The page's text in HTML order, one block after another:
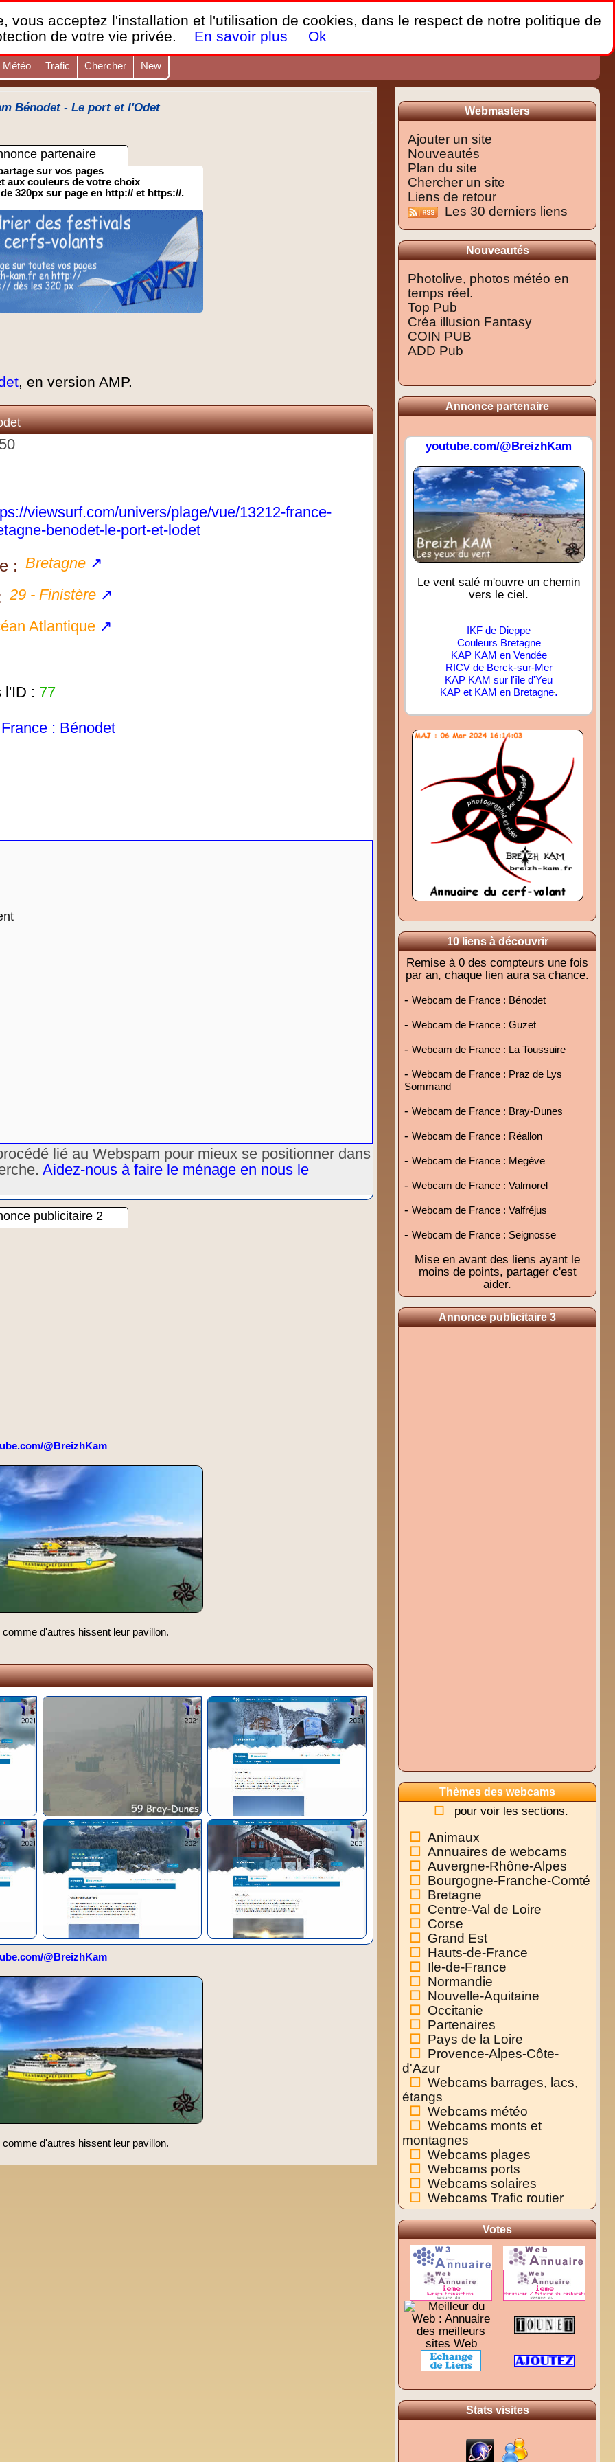
France Webcams,
Les webcams sur mobiles, portables et PC.
Météo Trafic Chercher New
Bénodet - Le port et l'Odet
partenaire
sur vos pages
aux couleurs de votre choix
320px sur page en http:// et https://.
, en version AMP.
viewsurf.com/univers/plage/vue/13212-france-
benodet-le-port-et-lodet
: Bretagne ↗
29 - Finistère ↗
Atlantique ↗
: 77
: Bénodet
lié au Webspam pour mieux se positionner dans
Aidez-nous à faire le ménage en nous le
publicitaire 2
@BreizhKam
d'autres hissent leur pavillon.
@BreizhKam
d'autres hissent leur pavillon.
Webmasters
Ajouter un site
Nouveautés
Plan du site
Chercher un site
Liens de retour
Les 30 derniers liens
Nouveautés
Photolive, photos météo en
temps réel.
Top Pub
Créa illusion Fantasy
COIN PUB
ADD Pub
Annonce partenaire
youtube.com/@BreizhKam
Le vent salé m'ouvre un chemin
vers le ciel.
IKF de Dieppe
Couleurs Bretagne
KAP KAM en Vendée
RICV de Berck-sur-Mer
KAP KAM sur l'île d'Yeu
KAP et KAM en Bretagne.
10 liens à découvrir
Remise à 0 des compteurs une fois
par an, chaque lien aura sa chance.
- Webcam de France : Bénodet
- Webcam de France : Guzet
- Webcam de France : La Toussuire
- Webcam de France : Praz de Lys
Sommand
- Webcam de France : Bray-Dunes
- Webcam de France : Réallon
- Webcam de France : Megève
- Webcam de France : Valmorel
- Webcam de France : Valfréjus
- Webcam de France : Seignosse
Mise en avant des liens ayant le
moins de points, partager c'est
aider.
Annonce publicitaire 3
Thèmes des webcams
pour voir les sections.
Animaux
Annuaires de webcams
Auvergne-Rhône-Alpes
Bourgogne-Franche-Comté
Bretagne
Centre-Val de Loire
Corse
Grand Est
Hauts-de-France
Ile-de-France
Normandie
Nouvelle-Aquitaine
Occitanie
Partenaires
Pays de la Loire
Provence-Alpes-Côte-
d'Azur
Webcams barrages, lacs,
étangs
Webcams météo
Webcams monts et
montagnes
Webcams plages
Webcams ports
Webcams solaires
Webcams Trafic routier
Votes
Stats visites
vous acceptez l'installation et l'utilisation de cookies, dans le respect de notre politique de
de votre vie privée.
En savoir plus Ok